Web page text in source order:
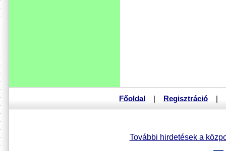
Főoldal Regisztráció
További hirdetések a